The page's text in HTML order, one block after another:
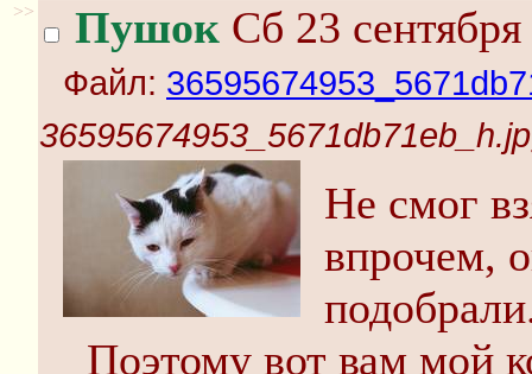
>> Пушок Сб 23
Файл:
Не смог
впрочем,
Поэтому вот вам мой